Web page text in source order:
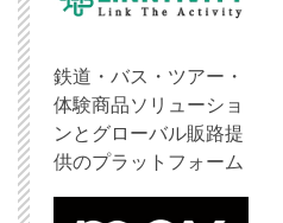
鉄道・バス・ツアー・
体験商品ソリューショ
ンとグローバル販路提
供のプラットフォーム